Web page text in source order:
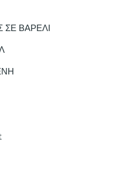
ΣΕ ΒΑΡΕΛΙ